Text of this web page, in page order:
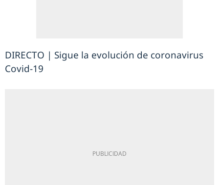
DIRECTO | Sigue la evolución de coronavirus
Covid-19